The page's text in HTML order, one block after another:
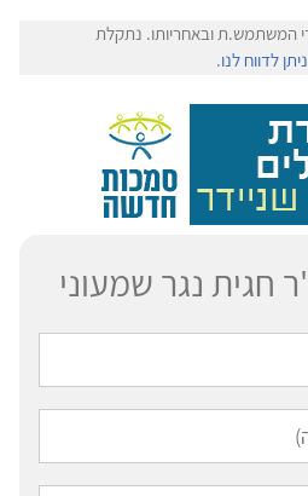
המשתמש.ת ובאחריותו. נתקלת
ניתן לדווח לנו.
חגית נגר שמעוני